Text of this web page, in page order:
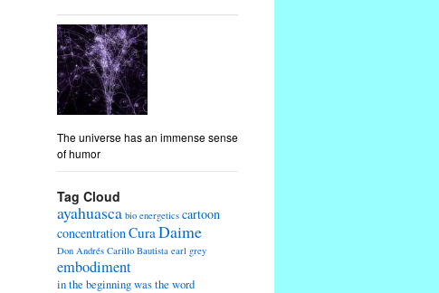
The universe has an immense sense
of humor
Tag Cloud
ayahuasca bio energetics cartoon
concentrationCuraDaime
Don Andrés Carillo Bautista earl grey
embodiment
in the beginning was the word